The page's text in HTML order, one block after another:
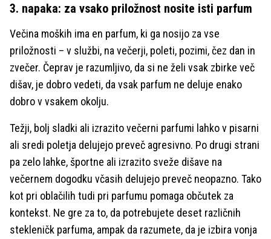
3. napaka: za vsako priložnost nosite isti parfum
Večina moških ima en parfum, ki ga nosijo za vse
priložnosti – v službi, na večerji, poleti, pozimi, čez dan in
zvečer. Čeprav je razumljivo, da si ne želi vsak zbirke več
dišav, je dobro vedeti, da vsak parfum ne deluje enako
dobro v vsakem okolju.
Težji, bolj sladki ali izrazito večerni parfumi lahko v pisarni
ali sredi poletja delujejo preveč agresivno. Po drugi strani
pa zelo lahke, športne ali izrazito sveže dišave na
večernem dogodku včasih delujejo preveč neopazno. Tako
kot pri oblačilih tudi pri parfumu pomaga občutek za
kontekst. Ne gre za to, da potrebujete deset različnih
stekleničk parfuma, ampak da razumete, da je izbira vonja